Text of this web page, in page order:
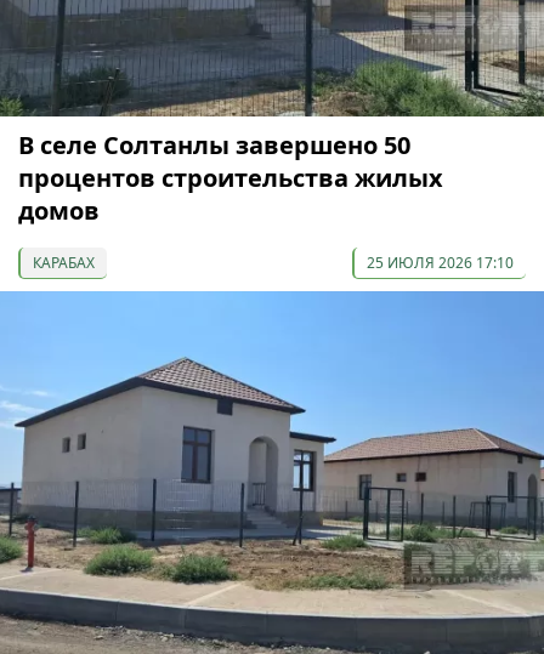
В селе Солтанлы завершено 50
процентов строительства жилых
домов
КАРАБАХ 25 ИЮЛЯ 2026 17:10